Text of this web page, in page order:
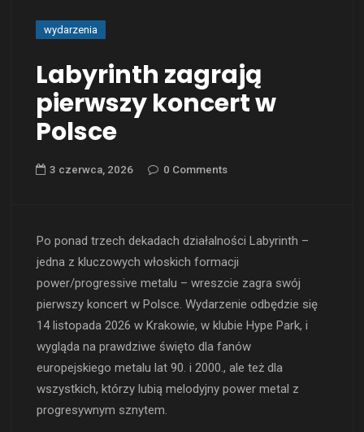
wydarzenia
Labyrinth zagrają
pierwszy koncert w
Polsce
3 czerwca, 2026 0 Comments
Po ponad trzech dekadach działalności Labyrinth –
jedna z kluczowych włoskich formacji
power/progressive metalu – wreszcie zagra swój
pierwszy koncert w Polsce. Wydarzenie odbędzie się
14 listopada 2026 w Krakowie, w klubie Hype Park, i
wygląda na prawdziwe święto dla fanów
europejskiego metalu lat 90. i 2000., ale też dla
wszystkich, którzy lubią melodyjny power metal z
progresywnym sznytem.